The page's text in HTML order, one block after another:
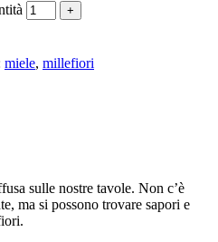
miele, millefiori
sulle nostre tavole. Non c’è
ma si possono trovare sapori e